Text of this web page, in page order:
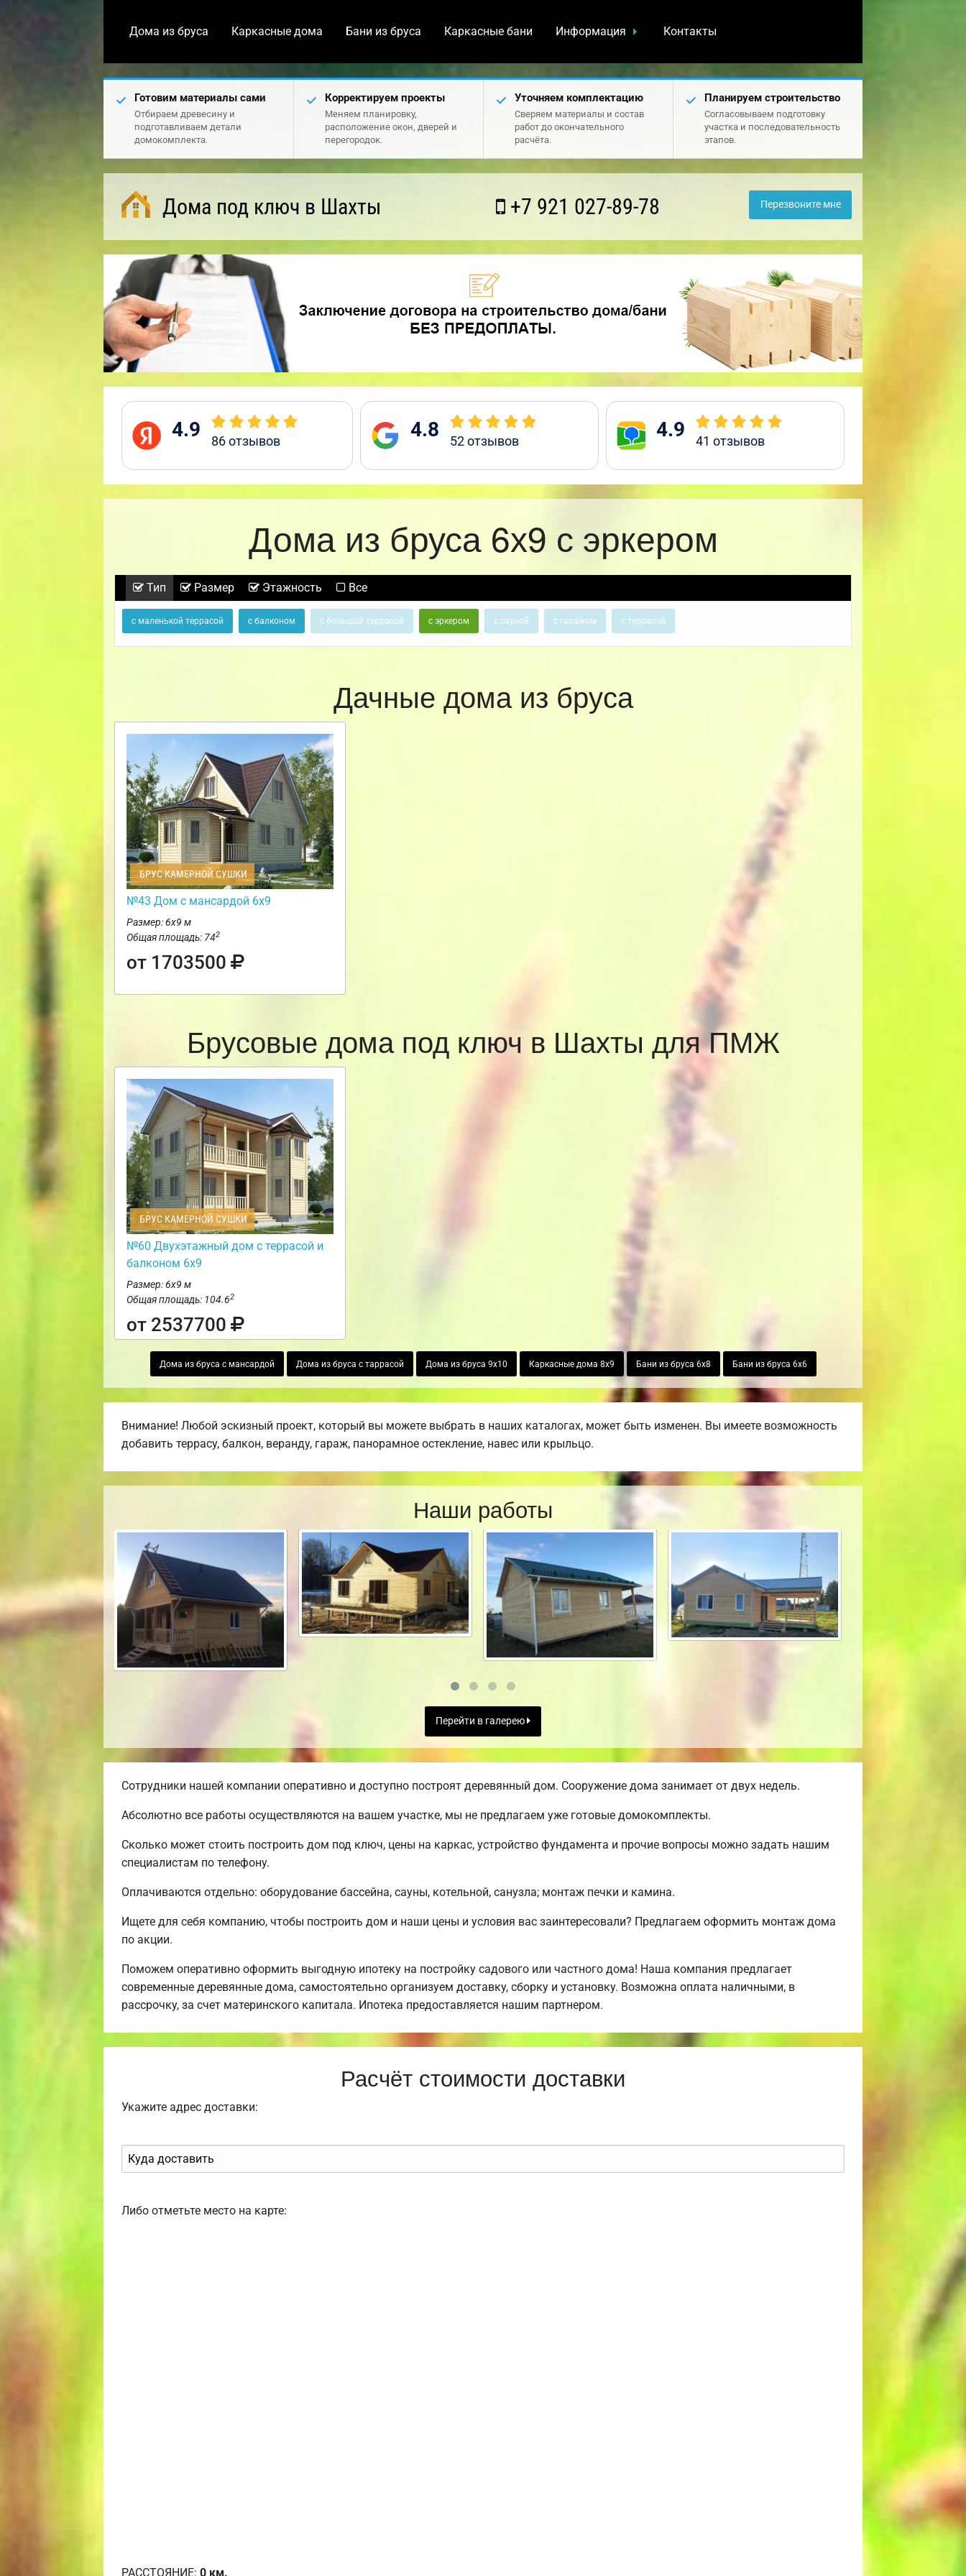
Дома из бруса Каркасные дома Бани из бруса Каркасные бани Информация Контакты
Готовим материалы сами
Отбираем древесину и
подготавливаем детали
домокомплекта.
Корректируем проекты
Меняем планировку,
расположение окон, дверей и
перегородок.
Уточняем комплектацию
Сверяем материалы и состав
работ до окончательного
расчёта.
Планируем строительство
Согласовываем подготовку
участка и последовательность
этапов.
Дома под ключ в Шахты +7 921 027-89-78 Перезвоните мне
4.9 86отзывов 4.8 52отзывов 4.9 41 отзывов
Дома из бруса 6х9 с эркером
Тип Размер Этажность Все
с маленькой террасой с балконом с большой террасой с эркером с сауной с гаражом с террасой
Дачные дома из бруса
БРУС КАМЕРНОЙ СУШКИ
№43 Дом с мансардой 6х9
Размер: 6х9 м
Общая площадь: 742
от 1703500
Брусовые дома под ключ в Шахты для ПМЖ
БРУС КАМЕРНОЙ СУШКИ
№60 Двухэтажный дом с террасой и
балконом 6х9
Размер: 6х9 м
Общая площадь: 104.62
от 2537700
Дома из бруса с мансардой Дома из бруса с таррасой Дома из бруса 9х10 Каркасные дома 8х9 Бани из бруса 6х8 Бани из бруса 6х6
Внимание! Любой эскизный проект, который вы можете выбрать в наших каталогах, может быть изменен. Вы имеете возможность
добавить террасу, балкон, веранду, гараж, панорамное остекление, навес или крыльцо.
Наши работы
Перейти в галерею
Сотрудники нашей компании оперативно и доступно построят деревянный дом. Сооружение дома занимает от двух недель.
Абсолютно все работы осуществляются на вашем участке, мы не предлагаем уже готовые домокомплекты.
Сколько может стоить построить дом под ключ, цены на каркас, устройство фундамента и прочие вопросы можно задать нашим
специалистам по телефону.
Оплачиваются отдельно: оборудование бассейна, сауны, котельной, санузла; монтаж печки и камина.
Ищете для себя компанию, чтобы построить дом и наши цены и условия вас заинтересовали? Предлагаем оформить монтаж дома
по акции.
Поможем оперативно оформить выгодную ипотеку на постройку садового или частного дома! Наша компания предлагает
современные деревянные дома, самостоятельно организуем доставку, сборку и установку. Возможна оплата наличными, в
рассрочку, за счет материнского капитала. Ипотека предоставляется нашим партнером.
Расчёт стоимости доставки
Укажите адрес доставки:
Либо отметьте место на карте:
РАССТОЯНИЕ: 0 км.